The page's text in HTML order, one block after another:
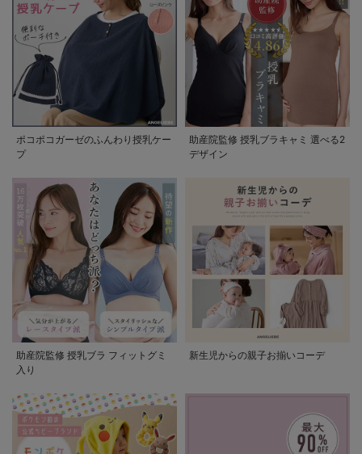
ポコポコガーゼのふんわり授乳ケー
プ
助産院監修 授乳ブラキャミ 選べる2
デザイン
助産院監修 授乳ブラ フィットグミ
入り
新生児からの親子お揃いコーデ